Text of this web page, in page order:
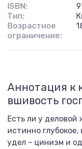
ISBN:
Тип:
Возрастное
ограничение:
Аннотация к
вшивость
Есть ли у
истинно
удел – цинизм и